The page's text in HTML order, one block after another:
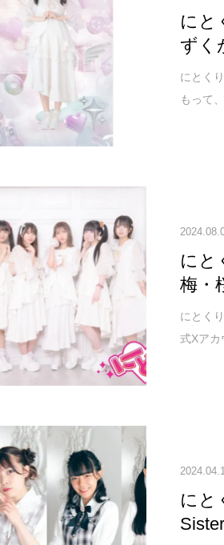
にと
ずく
にとく
もって
にと
梅・
にとく
式Xアカ
にと